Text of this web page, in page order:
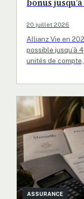
bonus
20 juillet 2026
Allianz Vie en
possible jusqu’à
unités de
ASSURANCE